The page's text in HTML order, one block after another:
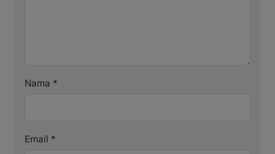
Nama *
Email *